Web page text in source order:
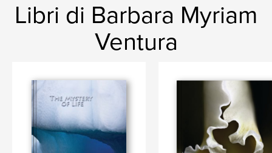
Libri di Barbara Myriam
Ventura